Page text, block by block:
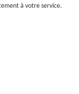
à votre service.